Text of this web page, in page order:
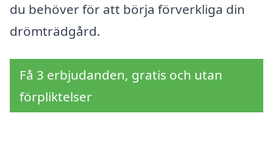
du behöver för att börja förverkliga din
drömträdgård.
Få 3 erbjudanden, gratis och utan
förpliktelser